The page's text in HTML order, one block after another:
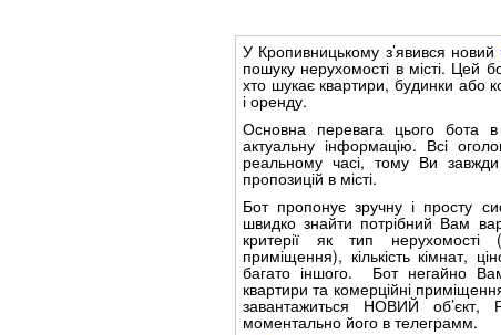
У Кропивницькому з’явився новий
пошуку нерухомості в місті. Цей
хто шукає квартири, будинки або
і оренду.
Основна перевага цього бота
актуальну інформацію. Всі
реальному часі, тому Ви завжди
пропозицій в місті.
Бот пропонує зручну і просту
швидко знайти потрібний Вам
критерії як тип нерухомості
приміщення), кількість кімнат,
багато іншого. Бот негайно
квартири та комерційні
завантажиться НОВИЙ об’єкт,
моментально його в телеграмм.